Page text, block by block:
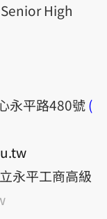
High
永平路480號(
永平工商高級